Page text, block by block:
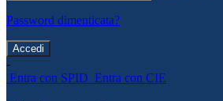
Password dimenticata?
-
Entra con SPID Entra con CIE